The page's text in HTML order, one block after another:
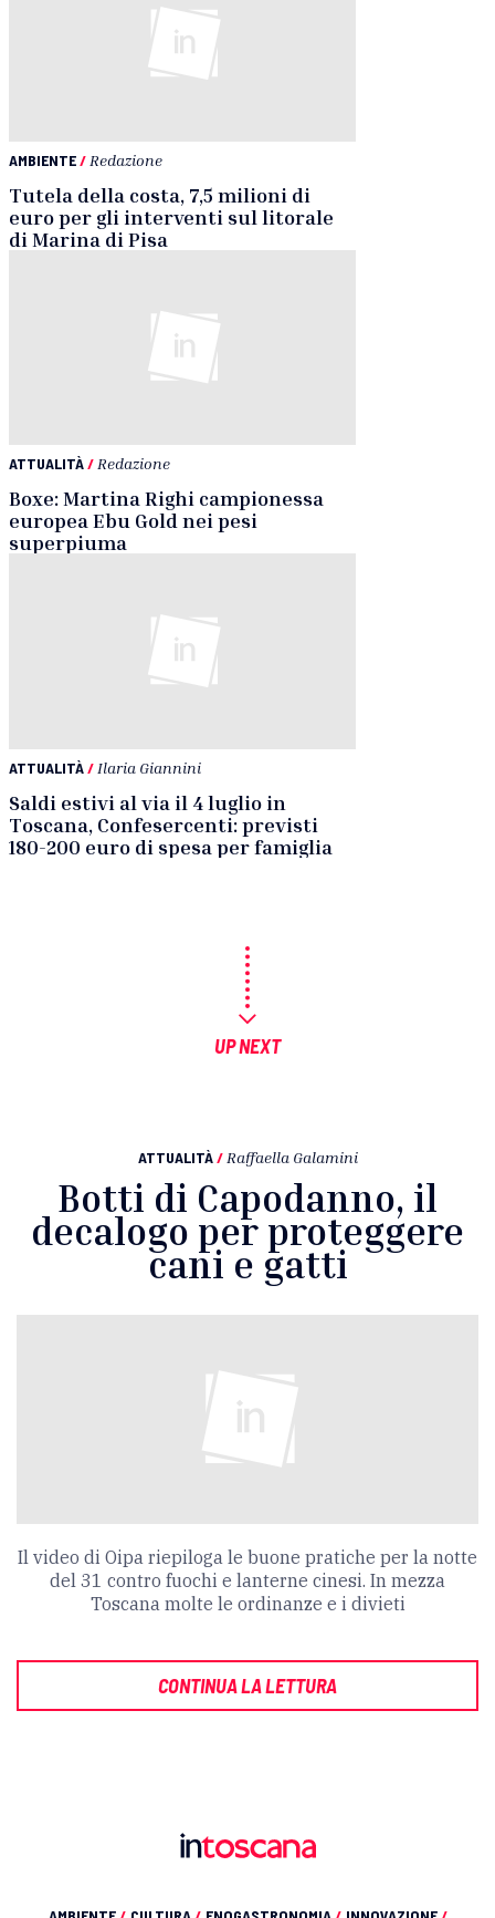
AMBIENTE/ Redazione
Tutela della costa, 7,5 milioni di
euro per gli interventi sul litorale
di Marina di Pisa
ATTUALITÀ/ Redazione
Boxe: Martina Righi campionessa
europea Ebu Gold nei pesi
superpiuma
ATTUALITÀ/ Ilaria Giannini
Saldi estivi al via il 4 luglio in
Toscana, Confesercenti: previsti
180-200 euro di spesa per famiglia
UP NEXT
ATTUALITÀ / Raffaella Galamini
Botti di Capodanno, il
decalogo per proteggere
cani e gatti
Il video di Oipa riepiloga le buone pratiche per la notte
del 31 contro fuochi e lanterne cinesi. In mezza
Toscana molte le ordinanze e i divieti
CONTINUA LA LETTURA